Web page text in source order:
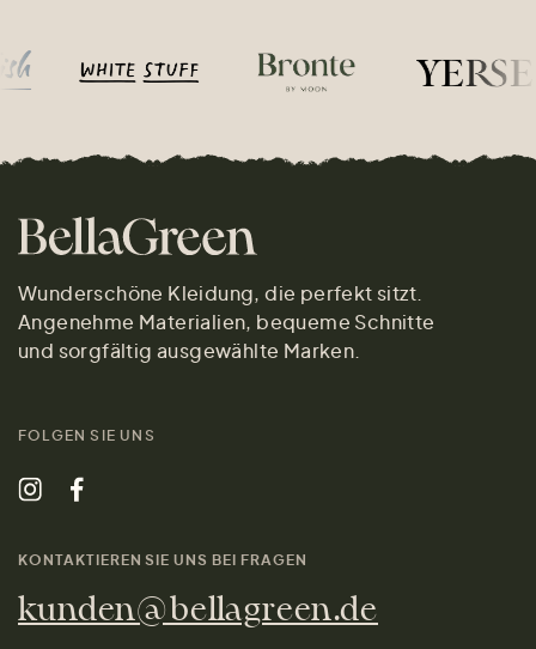
Wunderschöne Kleidung, die perfekt sitzt.
Angenehme Materialien, bequeme Schnitte
und sorgfältig ausgewählte Marken.
FOLGEN SIE UNS
KONTAKTIEREN SIE UNS BEI FRAGEN
kunden@bellagreen.de